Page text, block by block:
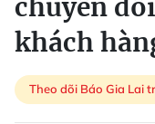
chuyển
khách
Theo dõi Báo Gia Lai